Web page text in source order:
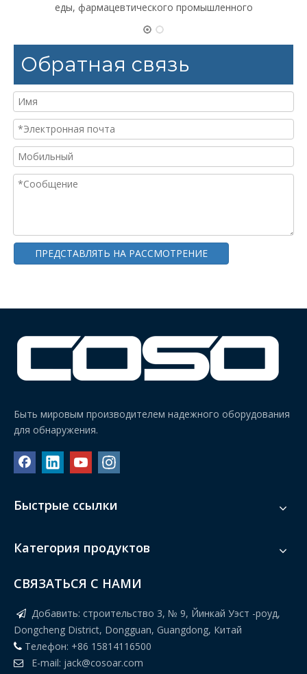
еды, фармацевтического промышленного
Обратная связь
ПРЕДСТАВЛЯТЬ НА РАССМОТРЕНИЕ
Быть мировым производителем надежного оборудования
для обнаружения.
Быстрые ссылки
Категория продуктов
СВЯЗАТЬСЯ С НАМИ
 Добавить: строительство 3, № 9, Йинкай Уэст -роуд,
Dongcheng District, Dongguan, Guangdong, Китай
 Телефон: +86 15814116500
 E-mail: jack@cosoar.com